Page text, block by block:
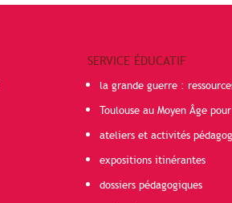
SERVICE ÉDUCATIF
la grande guerre :
Toulouse au Moyen Âge
ateliers et activités
expositions itinérantes
dossiers pédagogiques